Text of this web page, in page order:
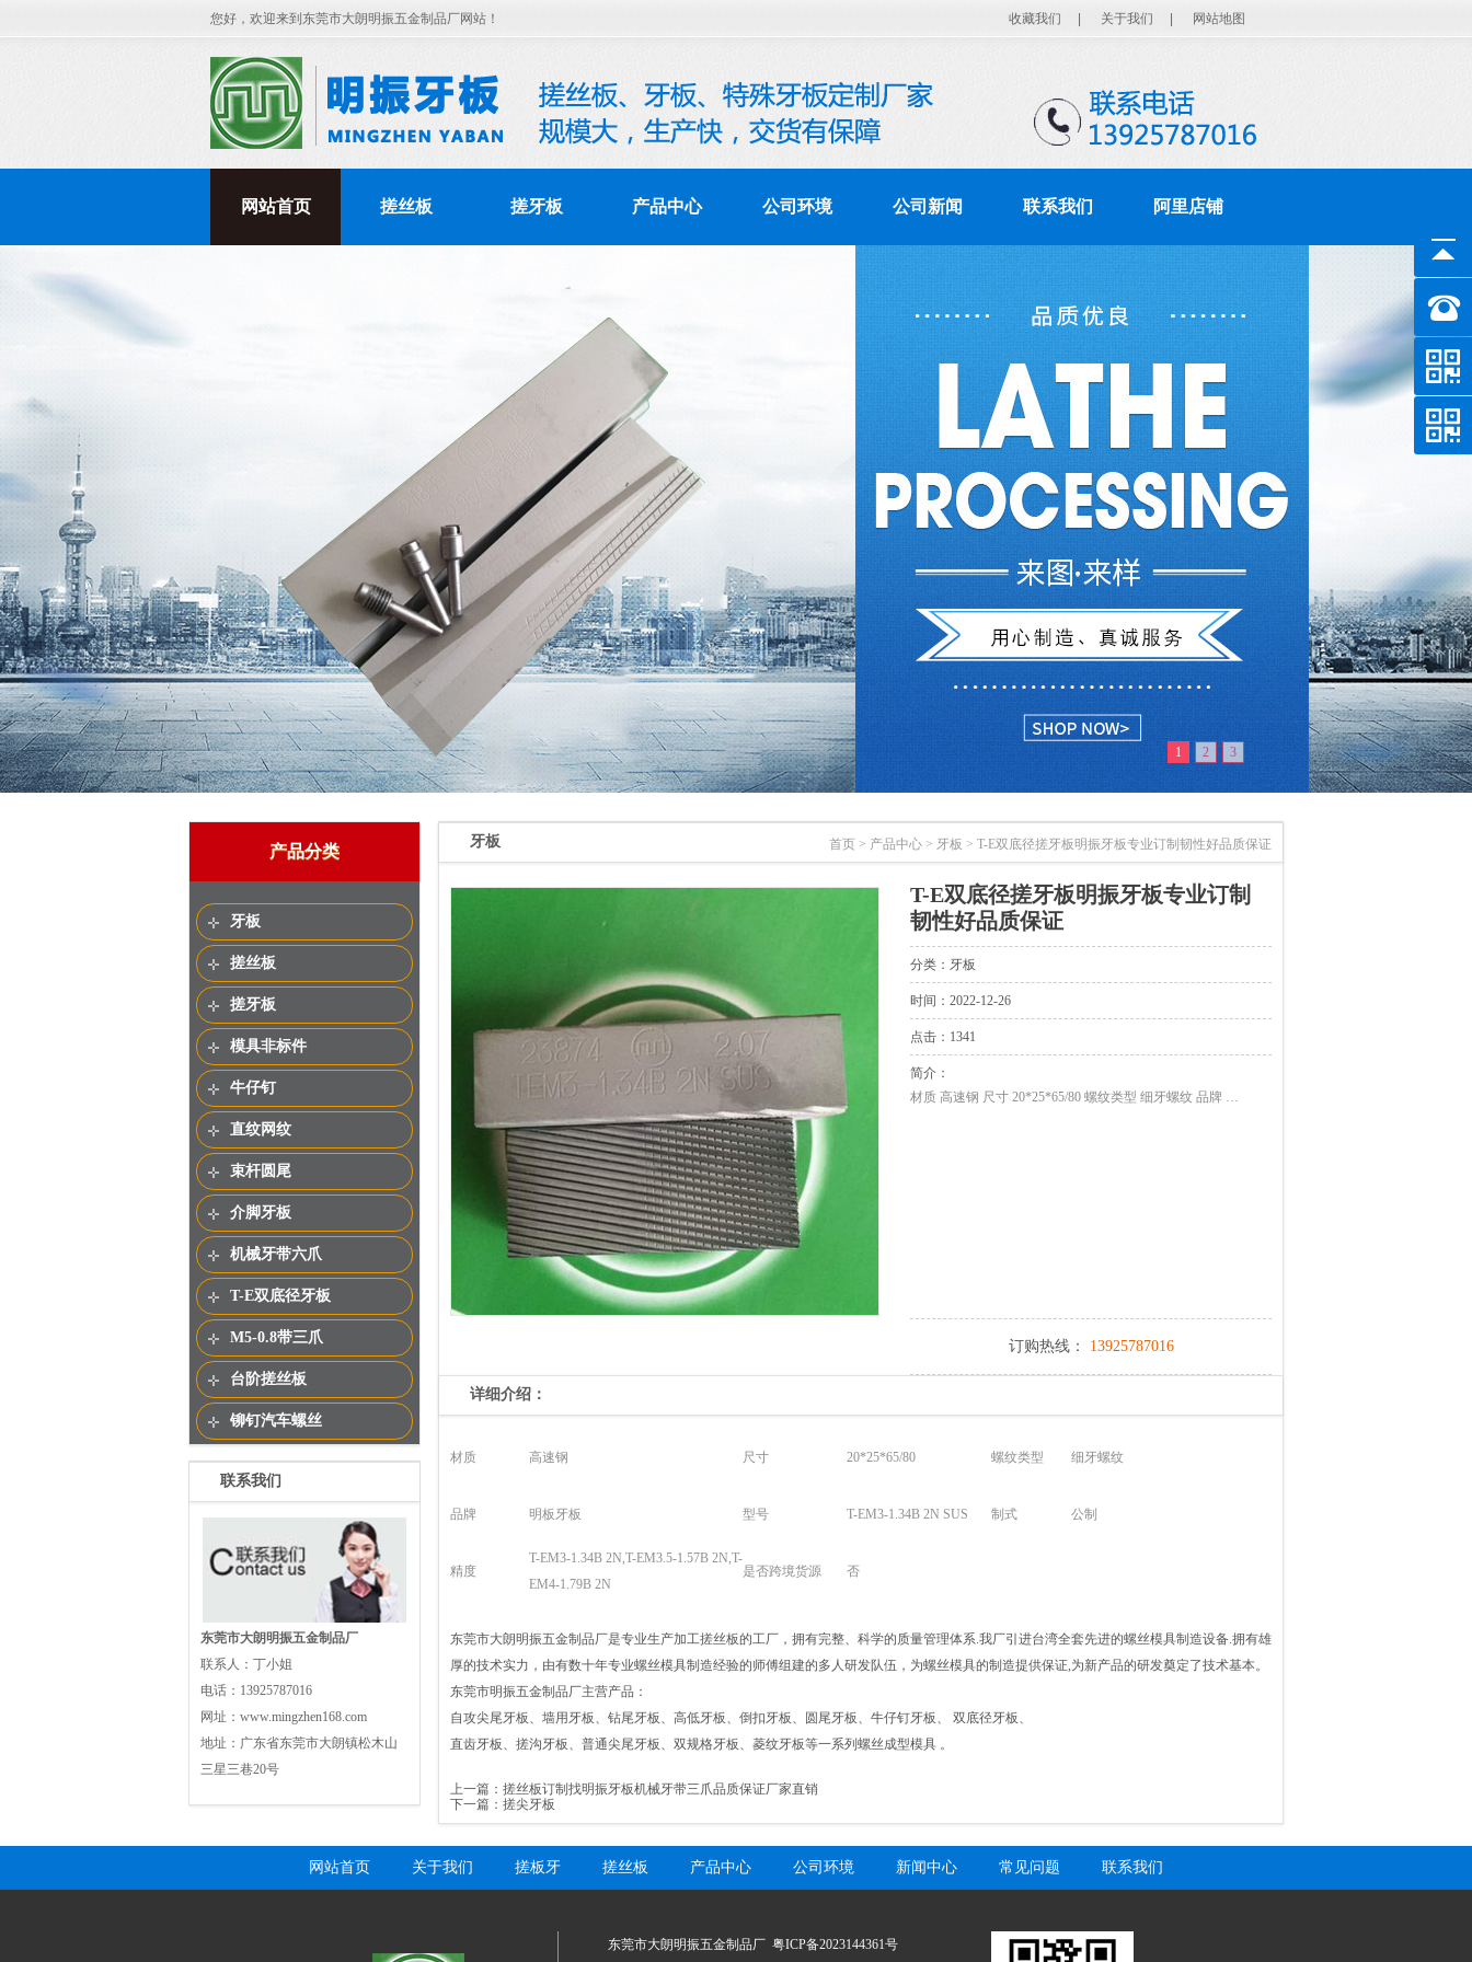
您好，欢迎来到东莞市大朗明振五金制品厂网站！ 收藏我们 关于我们 网站地图
网站首页 搓丝板 搓牙板 产品中心 公司环境 公司新闻 联系我们 阿里店铺
1 2 3
产品分类
牙板
搓丝板
搓牙板
模具非标件
牛仔钉
直纹网纹
束杆圆尾
介脚牙板
机械牙带六爪
T-E双底径牙板
M5-0.8带三爪
台阶搓丝板
铆钉汽车螺丝
联系我们
东莞市大朗明振五金制品厂
联系人： 丁小姐
电话： 13925787016
网址： www.mingzhen168.com
地址： 广东省东莞市大朗镇松木山
三星三巷20号
首页 > 产品中心 > 牙板 > T-E双底径搓牙板明振牙板专业订制韧性好品质保证
牙板
T-E双底径搓牙板明振牙板专业订制
韧性好品质保证
分类：牙板
时间：2022-12-26
点击：1341
简介：
材质 高速钢 尺寸 20*25*65/80 螺纹类型 细牙螺纹 品牌 …
订购热线： 13925787016
详细介绍：
材质 高速钢 尺寸 20*25*65/80 螺纹类型 细牙螺纹
品牌 明板牙板 型号 T-EM3-1.34B 2N SUS 制式 公制
精度
T-EM3-1.34B 2N,T-EM3.5-1.57B 2N,T-
EM4-1.79B 2N
是否跨境货源 否
东莞市大朗明振五金制品厂是专业生产加工搓丝板的工厂，拥有完整、科学的质量管理体系.我厂引进台湾全套先进的螺丝模具制造设备.拥有雄
厚的技术实力，由有数十年专业螺丝模具制造经验的师傅组建的多人研发队伍，为螺丝模具的制造提供保证,为新产品的研发奠定了技术基本。
东莞市明振五金制品厂主营产品：
自攻尖尾牙板、墙用牙板、钻尾牙板、高低牙板、倒扣牙板、圆尾牙板、牛仔钉牙板、 双底径牙板、
直齿牙板、搓沟牙板、普通尖尾牙板、双规格牙板、菱纹牙板等一系列螺丝成型模具 。
上一篇： 搓丝板订制找明振牙板机械牙带三爪品质保证厂家直销
下一篇： 搓尖牙板
网站首页 关于我们 搓板牙 搓丝板 产品中心 公司环境 新闻中心 常见问题 联系我们
东莞市大朗明振五金制品厂 粤ICP备2023144361号